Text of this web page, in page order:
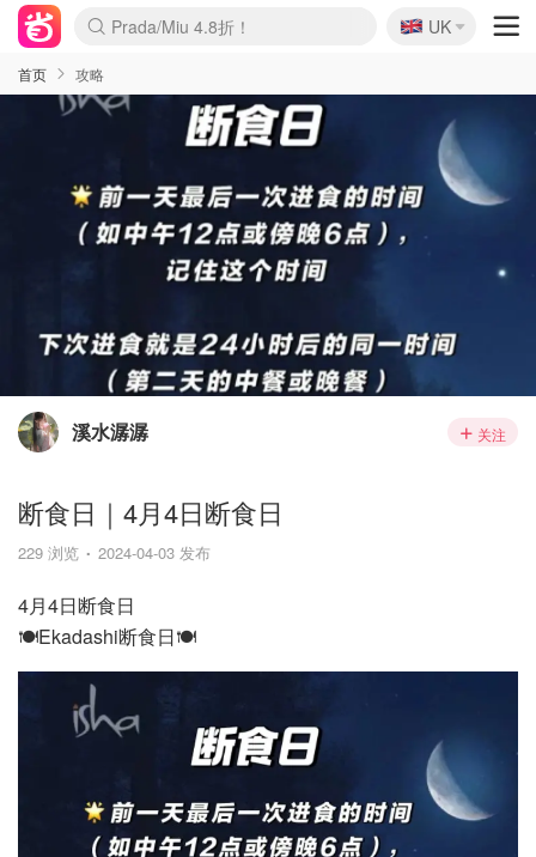
Prada/Miu 4.8折！
🇬🇧
UK
首页 攻略
溪水潺潺 关注
断食日｜4月4日断食日
229 浏览 2024-04-03 发布
4月4日断食日
🍽️Ekadashi断食日🍽️